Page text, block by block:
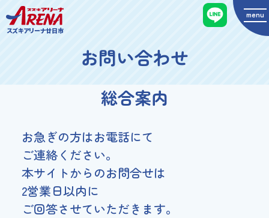
スズキアリーナ廿日市
menu
お問い合わせ
総合案内
お急ぎの方はお電話にて
ご連絡ください。
本サイトからのお問合せは
2営業日以内に
ご回答させていただきます。